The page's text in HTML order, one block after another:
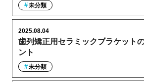
未分類
歯列矯正用セラミックブラケット
ント
2025.08.04
未分類